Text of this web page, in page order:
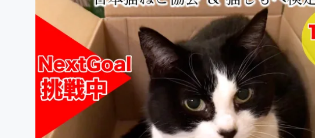
アート・写真 音楽
テクノロジー・ガジェット ゲーム・サービス開発
映像・映画 書籍・雑誌出版
ビジネス・起業 チャレンジ